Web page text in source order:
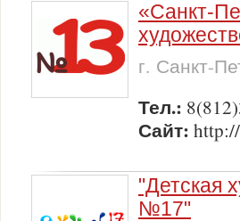
«Санкт-
г. Санкт-
Тел.:
Сайт:
"Детская
№17"